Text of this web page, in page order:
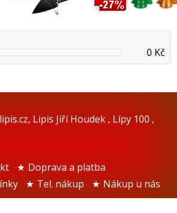
0 Kč
, Lipis Jiří Houdek , Lípy 100 ,
Doprava a platba
Tel. nákup Nákup u nás